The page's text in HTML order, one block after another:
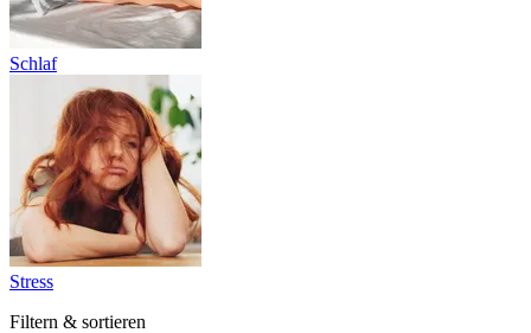
Schlaf
Stress
Filtern & sortieren